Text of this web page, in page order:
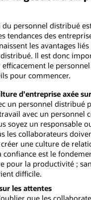
personnel distribué
tendances des
les avantages
Il est donc
le
pour commencer.
d'entreprise axée
un personnel distribué
avec un personnel
soyez un responsable
les collaborateurs
une culture de
confiance est le
pour la productivité ;
difficile.
les attentes
que les